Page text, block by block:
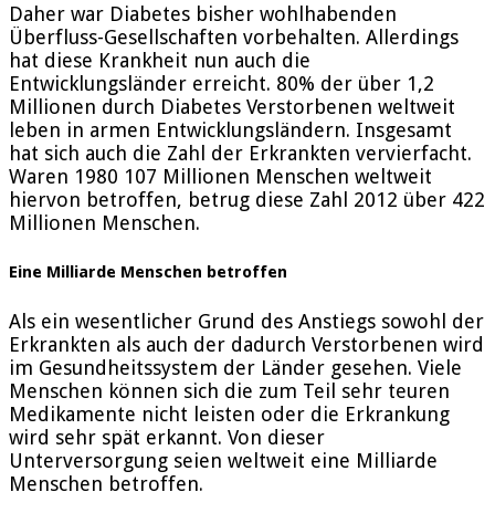
Daher war Diabetes bisher wohlhabenden
Überfluss-Gesellschaften vorbehalten. Allerdings
hat diese Krankheit nun auch die
Entwicklungsländer erreicht. 80% der über 1,2
Millionen durch Diabetes Verstorbenen weltweit
leben in armen Entwicklungsländern. Insgesamt
hat sich auch die Zahl der Erkrankten vervierfacht.
Waren 1980 107 Millionen Menschen weltweit
hiervon betroffen, betrug diese Zahl 2012 über 422
Millionen Menschen.
Eine Milliarde Menschen betroffen
Als ein wesentlicher Grund des Anstiegs sowohl der
Erkrankten als auch der dadurch Verstorbenen wird
im Gesundheitssystem der Länder gesehen. Viele
Menschen können sich die zum Teil sehr teuren
Medikamente nicht leisten oder die Erkrankung
wird sehr spät erkannt. Von dieser
Unterversorgung seien weltweit eine Milliarde
Menschen betroffen.